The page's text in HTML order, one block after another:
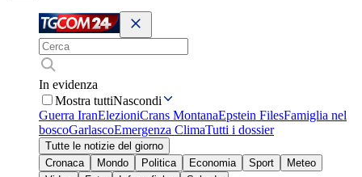
In evidenza
Mostra tuttiNascondi
Guerra IranElezioniCrans MontanaEpstein FilesFamiglia nel
boscoGarlascoEmergenza ClimaTutti i dossier
Tutte le notizie del giorno
Cronaca
Mondo Politica Economia Sport
Meteo